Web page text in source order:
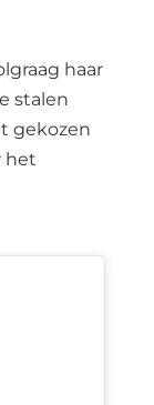
haar
stalen
gekozen
het